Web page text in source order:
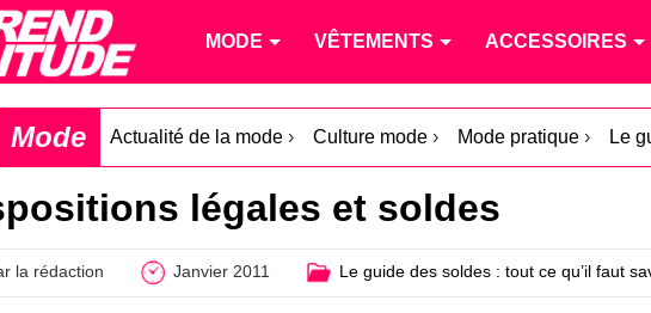
MODE VÊTEMENTS ACCESSOIRES
Mode Actualité de la mode › Culture mode › Mode pratique › Le
légales et soldes
la rédaction Janvier 2011 Le guide des soldes : tout ce qu’il faut